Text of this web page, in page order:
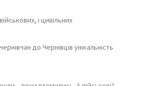
і цивільних
до Чернівців унікальність